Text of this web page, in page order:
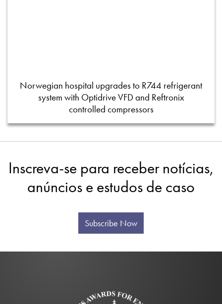
Norwegian hospital upgrades to R744 refrigerant
system with Optidrive VFD and Reftronix
controlled compressors
Inscreva-se para receber notícias,
anúncios e estudos de caso
Subscribe Now